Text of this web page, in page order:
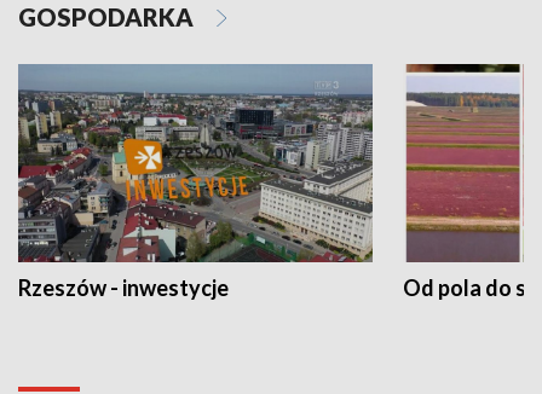
GOSPODARKA
Rzeszów - inwestycje Od pola do